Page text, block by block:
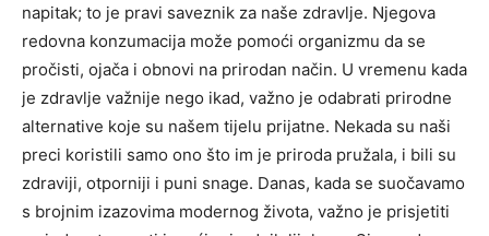
napitak; to je pravi saveznik za naše zdravlje. Njegova
redovna konzumacija može pomoći organizmu da se
pročisti, ojača i obnovi na prirodan način. U vremenu kada
je zdravlje važnije nego ikad, važno je odabrati prirodne
alternative koje su našem tijelu prijatne. Nekada su naši
preci koristili samo ono što im je priroda pružala, i bili su
zdraviji, otporniji i puni snage. Danas, kada se suočavamo
s brojnim izazovima modernog života, važno je prisjetiti